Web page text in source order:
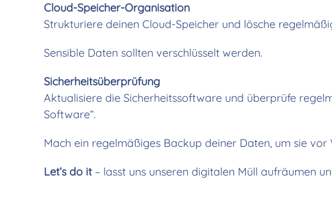
Cloud-Speicher-Organisation
Strukturiere deinen Cloud-Speicher und lösche
Sensible Daten sollten verschlüsselt werden.
Sicherheitsüberprüfung
Aktualisiere die Sicherheitssoftware und überprüfe
Software“.
Mach ein regelmäßiges Backup deiner Daten, um sie vor
Let’s do it– lasst uns unseren digitalen Müll aufräumen